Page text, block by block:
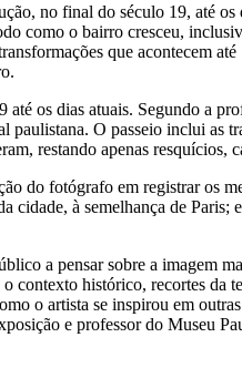
no final do século 19, até os
como o bairro cresceu,
que acontecem
os dias atuais. Segundo a
paulistana. O passeio inclui as
restando apenas resquícios,
do fotógrafo em registrar os
cidade, à semelhança de Paris;
a pensar sobre a imagem
histórico, recortes da
o artista se inspirou em
e professor do Museu